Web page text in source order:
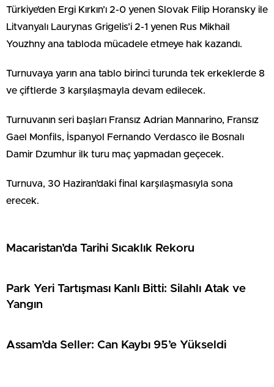
Türkiye’den Ergi Kırkın’ı 2-0 yenen Slovak Filip Horansky ile
Litvanyalı Laurynas Grigelis’i 2-1 yenen Rus Mikhail
Youzhny ana tabloda mücadele etmeye hak kazandı.
Turnuvaya yarın ana tablo birinci turunda tek erkeklerde 8
ve çiftlerde 3 karşılaşmayla devam edilecek.
Turnuvanın seri başları Fransız Adrian Mannarino, Fransız
Gael Monfils, İspanyol Fernando Verdasco ile Bosnalı
Damir Dzumhur ilk turu maç yapmadan geçecek.
Turnuva, 30 Haziran’daki final karşılaşmasıyla sona
erecek.
Macaristan’da Tarihi Sıcaklık Rekoru
Park Yeri Tartışması Kanlı Bitti: Silahlı Atak ve
Yangın
Assam’da Seller: Can Kaybı 95’e Yükseldi